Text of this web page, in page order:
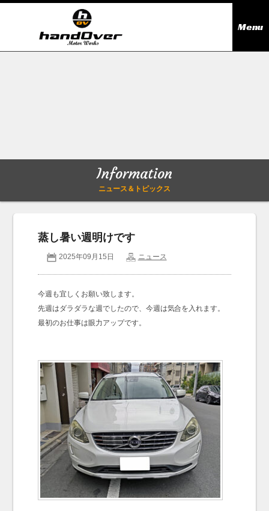
Menu
Company outline
会社概要
アクセス
お問い合わせ
Information
ニュース＆トピックス
蒸し暑い週明けです
2025年09月15日 ニュース
今週も宜しくお願い致します。
先週はダラダラな週でしたので、今週は気合を入れます。
最初のお仕事は眼力アップです。